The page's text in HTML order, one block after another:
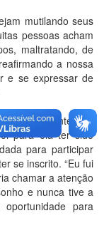
mutilando seus
pessoas acham
maltratando, de
a nossa
e se expressar de
participantes do
para ela ter sido
para participar
se inscrito. “Eu fui
chamar a atenção
e nunca tive a
para